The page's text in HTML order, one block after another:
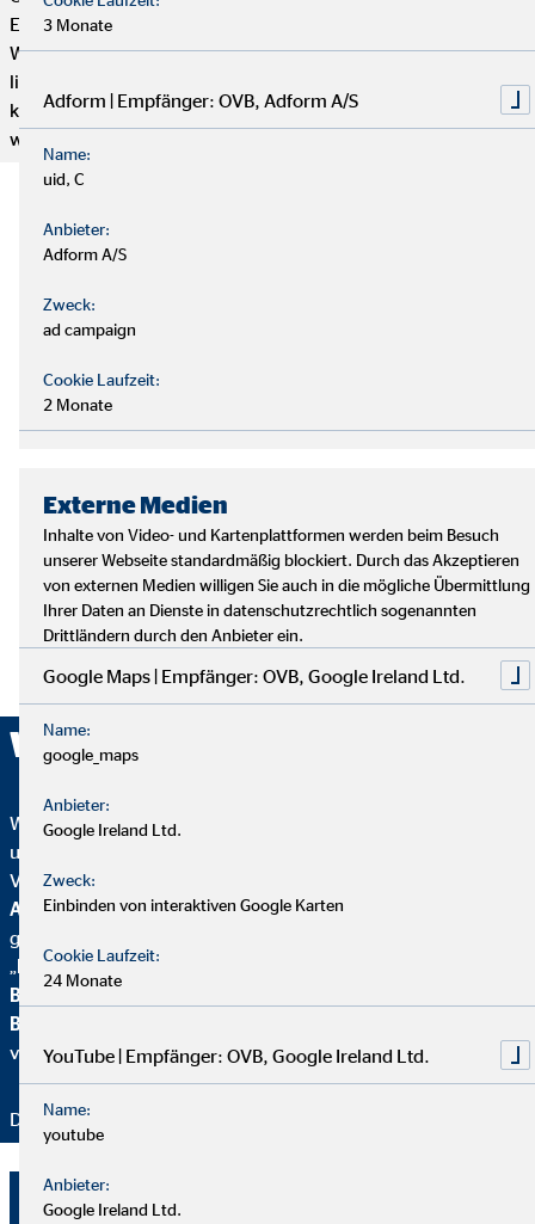
Engagement bestimmt, wie weit du bei uns kommen kannst.
Wenn du genug von einem langweiligen 9-to-5 Job hast und
lieber selbstständig arbeiten möchtest, aber trotzdem mit
kompetenten und freundlichen Kollegen zusammenarbeiten
willst, dann bist du hier genau richtig.
Wir sind ausgezeichnet!
Wir wurden mehrfach ausgezeichnet – ein starkes Zeichen für
unser Engagement in Qualität, Fairness und Nachhaltigkeit.
VonFocus Mone
Altersvorsorgeberatung und als fairster Finanzvertrieb
geehrt. Zusätzlich erhielten wir vom
„ FairCompany“-Siegel, bewertet durch das
Beschäftigung und Employability (IBE
Brancheninitiative Nachhaltigkeit
verantwortungsvolle Beratung ein.
Danke für Ihr Vertrauen – wir bleiben dran!
Detlef Rowinsky
3 Monate
Adform | Empfänger: OVB, Adform A/S
Name:
uid, C
Anbieter:
Adform A/S
Zweck:
ad campaign
Cookie Laufzeit:
2 Monate
Externe Medien
Inhalte von Video- und Kartenplattformen werden beim Besuch
unserer Webseite standardmäßig blockiert. Durch das Akzeptieren
von externen Medien willigen Sie auch in die mögliche Übermittlung
Ihrer Daten an Dienste in datenschutzrechtlich sogenannten
Drittländern durch den Anbieter ein.
Google Maps | Empfänger: OVB, Google Ireland Ltd.
Name:
google_maps
Anbieter:
Google Ireland Ltd.
Zweck:
Einbinden von interaktiven Google Karten
Cookie Laufzeit:
24 Monate
YouTube | Empfänger: OVB, Google Ireland Ltd.
Name:
youtube
Anbieter:
Google Ireland Ltd.